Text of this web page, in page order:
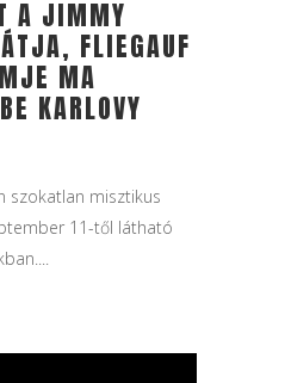
A JIMMY
FLIEGAUF
MA
KARLOVY
szokatlan misztikus
11-től látható